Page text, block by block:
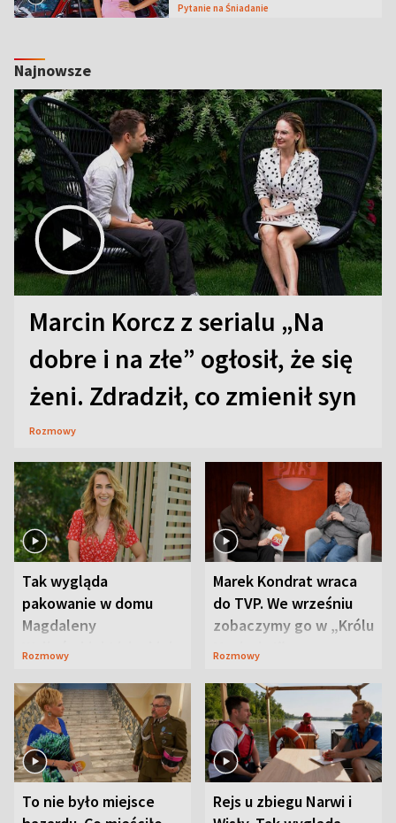
Pytanie na Śniadanie
Najnowsze
Marcin Korcz z serialu „Na
dobre i na złe” ogłosił, że się
żeni. Zdradził, co zmienił syn
Rozmowy
Tak wygląda
pakowanie w domu
Magdaleny
Waligórskiej-Lisieckiej.
Rozmowy
Marek Kondrat wraca
do TVP. We wrześniu
zobaczymy go w „Królu
Maciusiu I”
Rozmowy
To nie było miejsce
Rejs u zbiegu Narwi i